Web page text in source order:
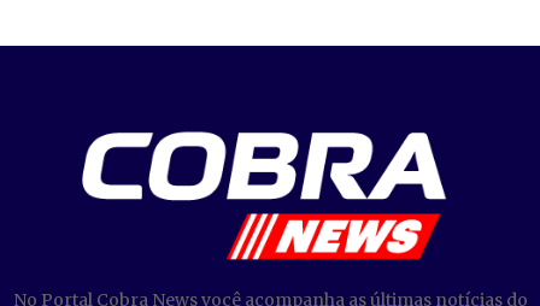
No Portal Cobra News você acompanha as últimas notícias do